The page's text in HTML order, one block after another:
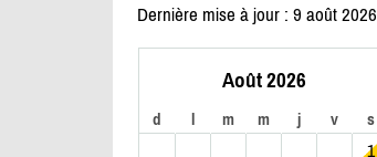
Dernière mise à jour : 9 août 2026
Août 2026
d l m m j v s
1